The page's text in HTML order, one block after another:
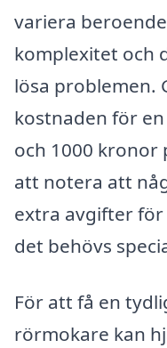
variera
komplexitet och
lösa problemen.
kostnaden för
och 1000 kronor
att notera att
extra avgifter
det behövs
För att få en
rörmokare kan